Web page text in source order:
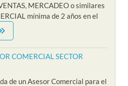
MERCADEO o similares
mínima de 2 años en el
COMERCIAL SECTOR
de un Asesor Comercial para el